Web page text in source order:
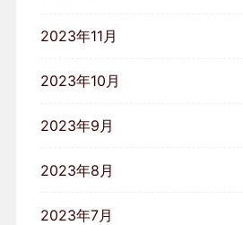
2023年11月
2023年10月
2023年9月
2023年8月
2023年7月